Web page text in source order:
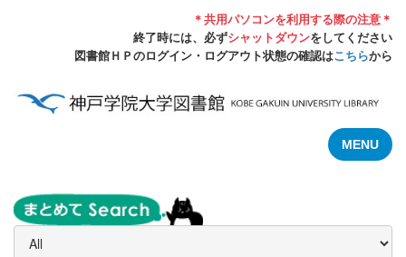
＊共用パソコンを利用する際の注意＊
終了時には、必ずシャットダウンをしてください
図書館ＨＰのログイン・ログアウト状態の確認はこちらから
MENU